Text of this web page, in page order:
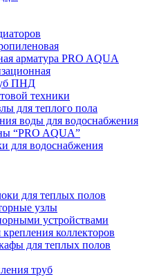
арматура PRO AQUA
ПНД
техники
для теплого пола
воды для водоснабжения
“PRO AQUA”
для водоснабжения
для теплых полов
узлы
устройствами
коллекторов
для теплых полов
труб